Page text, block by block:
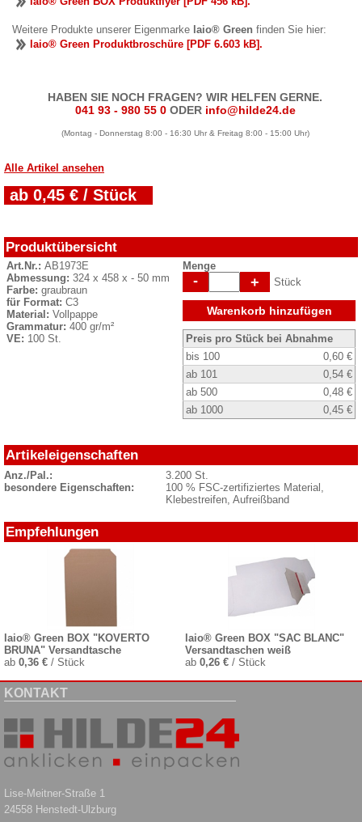
Weitere Produkte unserer Eigenmarke laio® Green finden Sie hier:
laio® Green Produktbroschüre [PDF 6.603 kB].
HABEN SIE NOCH FRAGEN? WIR HELFEN GERNE.
041 93 - 980 55 0 ODER info@hilde24.de
(Montag - Donnerstag 8:00 - 16:30 Uhr & Freitag 8:00 - 15:00 Uhr)
Alle Artikel ansehen
ab 0,45 € / Stück
Produktübersicht
Art.Nr.: AB1973E
Abmessung: 324 x 458 x - 50 mm
Farbe: graubraun
für Format: C3
Material: Vollpappe
Grammatur: 400 gr/m²
VE: 100 St.
Menge
- + Stück
Warenkorb hinzufügen
Preis pro Stück bei Abnahme
bis 100
0,60 €
ab 101
0,54 €
ab 500
0,48 €
ab 1000
0,45 €
Artikeleigenschaften
Anz./Pal.:
3.200 St.
besondere Eigenschaften:
100 % FSC-zertifiziertes Material,
Klebestreifen, Aufreißband
Empfehlungen
laio® Green BOX "KOVERTO
BRUNA" Versandtasche
ab 0,36 € / Stück
laio® Green BOX "SAC BLANC"
Versandtaschen weiß
ab 0,26 € / Stück
KONTAKT
Lise-Meitner-Straße 1
24558 Henstedt-Ulzburg